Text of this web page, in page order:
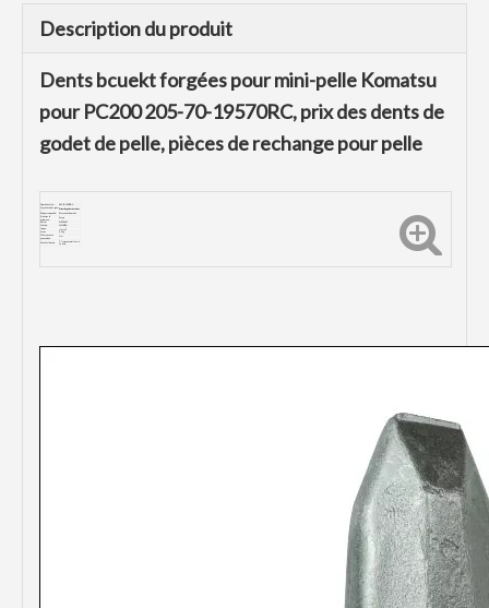
Description du produit
Dents bcuekt forgées pour mini-pelle Komatsu
pour PC200 205-70-19570RC, prix des dents de
godet de pelle, pièces de rechange pour pelle
Dents de godet à roches
Marque compatible :
Excavatrice Komatsu
Forger
Traction :
1450MPA
Impact:
Offrir un service
Détail de livraison: